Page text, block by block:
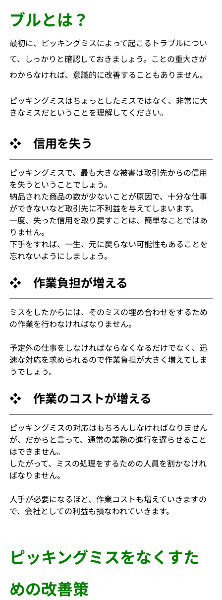
ブルとは？
最初に、ピッキングミスによって起こるトラブルについ
て、しっかりと確認しておきましょう。ことの重大さが
わからなければ、意識的に改善することもありません。
ピッキングミスはちょっとしたミスではなく、非常に大
きなミスだということを理解してください。
❖　信用を失う
ピッキングミスで、最も大きな被害は取引先からの信用
を失うということでしょう。
納品された商品の数が少ないことが原因で、十分な仕事
ができないなど取引先に不利益を与えてしまいます。
一度、失った信用を取り戻すことは、簡単なことではあ
りません。
下手をすれば、一生、元に戻らない可能性もあることを
忘れないようにしましょう。
❖　作業負担が増える
ミスをしたからには、そのミスの埋め合わせをするため
の作業を行わなければなりません。
予定外の仕事をしなければならなくなるだけでなく、迅
速な対応を求められるので作業負担が大きく増えてしま
うでしょう。
❖　作業のコストが増える
ピッキングミスの対応はもちろんしなければなりません
が、だからと言って、通常の業務の進行を遅らせること
はできません。
したがって、ミスの処理をするための人員を割かなけれ
ばなりません。
人手が必要になるほど、作業コストも増えていきますの
で、会社としての利益も損なわれていきます。
ピッキングミスをなくすた
めの改善策